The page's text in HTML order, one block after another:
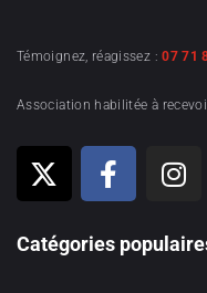
Témoignez, réagissez :07 71
Association habilitée à
Catégories